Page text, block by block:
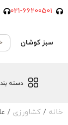
021-66200501
سبز کوشان
دسته
خانه / کشاورزی /